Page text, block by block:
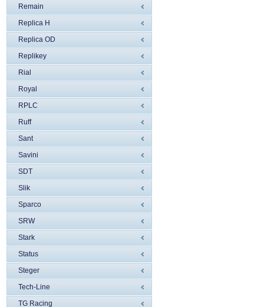
Remain
Replica H
Replica OD
Replikey
Rial
Royal
RPLC
Ruff
Sant
Savini
SDT
Slik
Sparco
SRW
Stark
Status
Steger
Tech-Line
TG Racing